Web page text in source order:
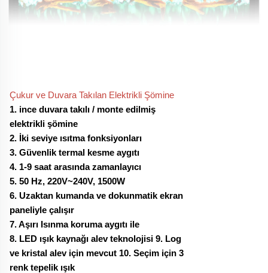
Çukur ve Duvara Takılan Elektrikli Şömine
1. ince duvara takılı / monte edilmiş
elektrikli şömine
2. İki seviye ısıtma fonksiyonları
3. Güvenlik termal kesme aygıtı
4. 1-9 saat arasında zamanlayıcı
5. 50 Hz, 220V~240V, 1500W
6. Uzaktan kumanda ve dokunmatik ekran
paneliyle çalışır
7. Aşırı Isınma koruma aygıtı ile
8. LED ışık kaynağı alev teknolojisi 9. Log
ve kristal alev için mevcut 10. Seçim için 3
renk tepelik ışık